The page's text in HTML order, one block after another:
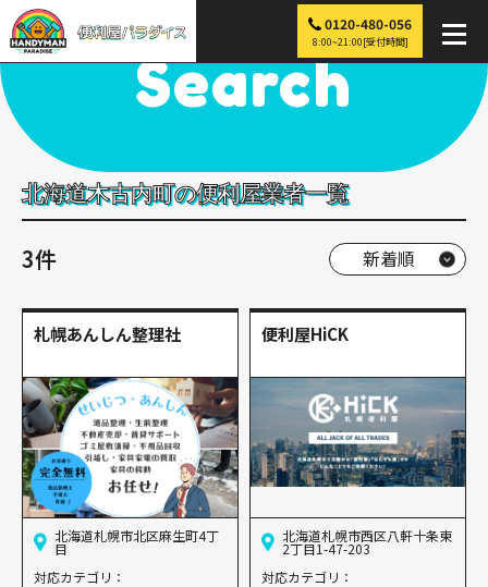
0120-480-056
8:00~21:00[受付時間]
便利屋パラダイス > 探す 木古内町
Search
北海道木古内町の便利屋業者一覧
3件
札幌あんしん整理社
北海道札幌市北区麻生町4丁
目
対応カテゴリ：
便利屋HiCK
北海道札幌市西区八軒十条東
2丁目1-47-203
対応カテゴリ：